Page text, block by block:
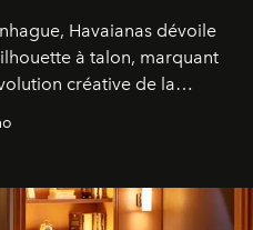
Havaianas dévoile
à talon, marquant
créative de la